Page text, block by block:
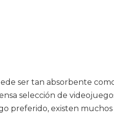
ser tan absorbente
selección de
preferido, existen